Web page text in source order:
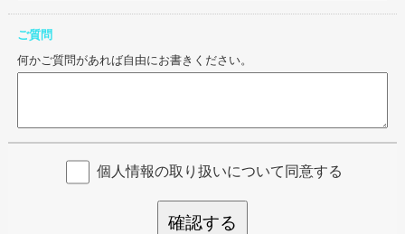
ご質問
何かご質問があれば自由にお書きください。
個人情報の取り扱いについて同意する
確認する